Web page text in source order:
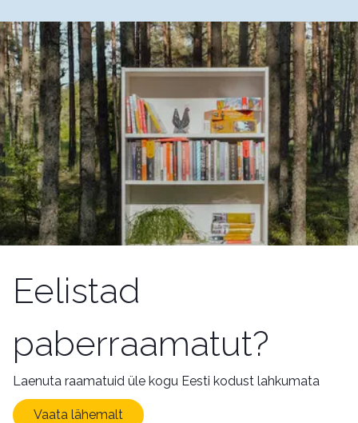
Eelistad
paberraamatut?
Laenuta raamatuid üle kogu Eesti kodust lahkumata
Vaata lähemalt